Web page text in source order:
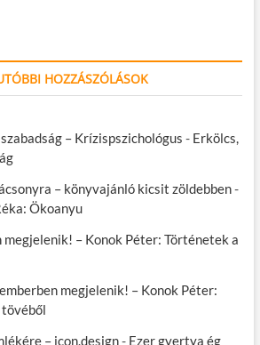
HOZZÁSZÓLÁSOK
– Krízispszichológus - Erkölcs,
– könyvajánló kicsit zöldebben-
Ökoanyu
megjelenik! – Konok Péter: Történetek a
megjelenik! – Konok Péter:
– icon.design- Ezer gyertya ég